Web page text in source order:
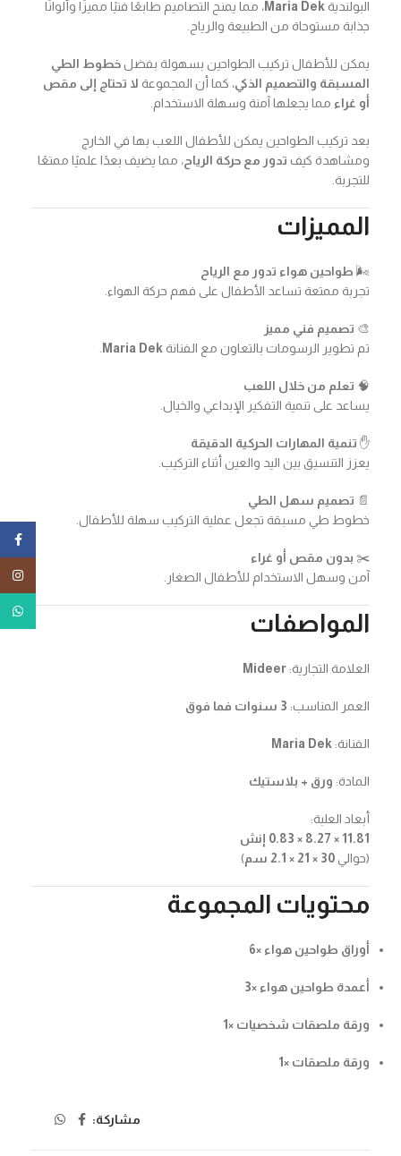
البولندية Maria Dek، مما يمنح التصاميم طابعًا فنيًا مميزًا وألوانًا
جذابة مستوحاة من الطبيعة والرياح.
يمكن للأطفال تركيب الطواحين بسهولة بفضلخطوط الطي
المسبقة والتصميم الذكي، كما أن المجموعة لا تحتاج إلى مقص
أو غراء مما يجعلها آمنة وسهلة الاستخدام.
بعد تركيب الطواحين يمكن للأطفال اللعب بها في الخارج
ومشاهدة كيف تدور مع حركة الرياح، مما يضيف بعدًا علميًا ممتعًا
للتجربة.
المميزات
🌬️ طواحين هواء تدور مع الرياح
تجربة ممتعة تساعد الأطفال على فهم حركة الهواء.
🎨 تصميم فني مميز
تم تطوير الرسومات بالتعاون مع الفنانة Maria Dek
🧠 تعلم من خلال اللعب
يساعد على تنمية التفكير الإبداعي والخيال.
✋ تنمية المهارات الحركية الدقيقة
يعزز التنسيق بين اليد والعين أثناء التركيب.
📄 تصميم سهل الطي
خطوط طي مسبقة تجعل عملية التركيب سهلة للأطفال.
✂️ بدون مقص أو غراء
آمن وسهل الاستخدام للأطفال الصغار.
المواصفات
العلامة التجارية: Mideer
العمر المناسب: 3 سنوات فما فوق
الفنانة: Maria Dek
المادة: ورق + بلاستيك
أبعاد العلبة:
11.81 × 8.27 × 0.83 إنش
(حوالي30 × 21 × 2.1 سم )
محتويات المجموعة
أوراق طواحين هواء ×6
أعمدة طواحين هواء ×3
ورقة ملصقات شخصيات ×1
ورقة ملصقات ×1
مشاركة: